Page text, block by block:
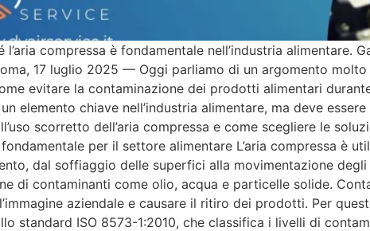
l’aria compressa è fondamentale nell’industria
17 luglio 2025 — Oggi parliamo di un argomento molto
evitare la contaminazione dei prodotti alimentari
elemento chiave nell’industria alimentare, ma deve
scorretto dell’aria compressa e come scegliere le
per il settore alimentare L’aria compressa è
dal soffiaggio delle superfici alla movimentazione
di contaminanti come olio, acqua e particelle solide.
aziendale e causare il ritiro dei prodotti. Per
standard ISO 8573-1:2010, che classifica i livelli di